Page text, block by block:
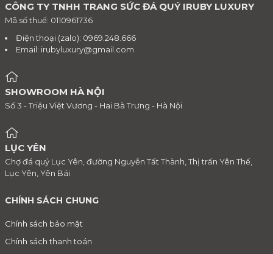
CÔNG TY TNHH TRANG SỨC ĐÁ QUÝ IRUBY LUXURY
Mã số thuế: 0110961736
Điện thoại (zalo): 0969.248.666
Email: irubyluxury@gmail.com
SHOWROOM HÀ NỘI
Số 3 - Triệu Việt Vương - Hai Bà Trưng - Hà Nội
LỤC YÊN
Chợ đá quý Lục Yên, đường Nguyễn Tất Thành, Thị trấn Yên Thế,
Lục Yên, Yên Bái
CHÍNH SÁCH CHUNG
Chính sách bảo mật
Chính sách thanh toán